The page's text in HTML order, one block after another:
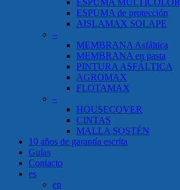
ESPUMA de protección
AISLAMAX SOLAPE
–
MEMBRANA Asfáltica
MEMBRANA en pasta
PINTURA ASFÁLTICA
AGROMAX
FLOTAMAX
–
HOUSECOVER
CINTAS
MALLA SOSTÉN
10 años de garantía escrita
Guías
Contacto
es
en